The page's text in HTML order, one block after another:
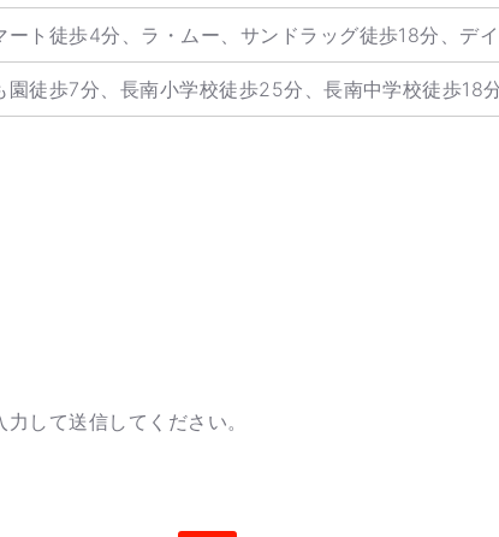
ート徒歩4分、ラ・ムー、サンドラッグ徒歩18分、デ
園徒歩7分、長南小学校徒歩25分、長南中学校徒歩18
して送信してください。